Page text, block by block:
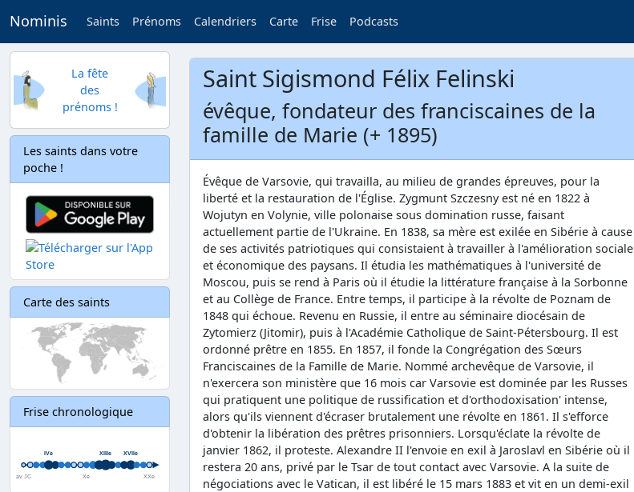
Nominis Saints Prénoms Calendriers Carte Frise Podcasts
La fête
des
prénoms !
Les saints dans votre
poche !
Carte des saints
Frise chronologique
Saint Sigismond Félix Felinski
évêque, fondateur des franciscaines de la
famille de Marie (+ 1895)
Évêque de Varsovie, qui travailla, au milieu de grandes épreuves, pour la
liberté et la restauration de l'Église. Zygmunt Szczesny est né en 1822 à
Wojutyn en Volynie, ville polonaise sous domination russe, faisant
actuellement partie de l'Ukraine. En 1838, sa mère est exilée en Sibérie à cause
de ses activités patriotiques qui consistaient à travailler à l'amélioration sociale
et économique des paysans. Il étudia les mathématiques à l'université de
Moscou, puis se rend à Paris où il étudie la littérature française à la Sorbonne
et au Collège de France. Entre temps, il participe à la révolte de Poznam de
1848 qui échoue. Revenu en Russie, il entre au séminaire diocésain de
Zytomierz (Jitomir), puis à l'Académie Catholique de Saint-Pétersbourg. Il est
ordonné prêtre en 1855. En 1857, il fonde la Congrégation des Sœurs
Franciscaines de la Famille de Marie. Nommé archevêque de Varsovie, il
n'exercera son ministère que 16 mois car Varsovie est dominée par les Russes
qui pratiquent une politique de russification et d'orthodoxisation' intense,
alors qu'ils viennent d'écraser brutalement une révolte en 1861. Il s'efforce
d'obtenir la libération des prêtres prisonniers. Lorsqu'éclate la révolte de
janvier 1862, il proteste. Alexandre II l'envoie en exil à Jaroslavl en Sibérie où il
restera 20 ans, privé par le Tsar de tout contact avec Varsovie. A la suite de
négociations avec le Vatican, il est libéré le 15 mars 1883 et vit en un demi-exil